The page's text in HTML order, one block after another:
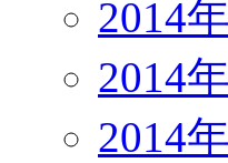
2014
2014
2014